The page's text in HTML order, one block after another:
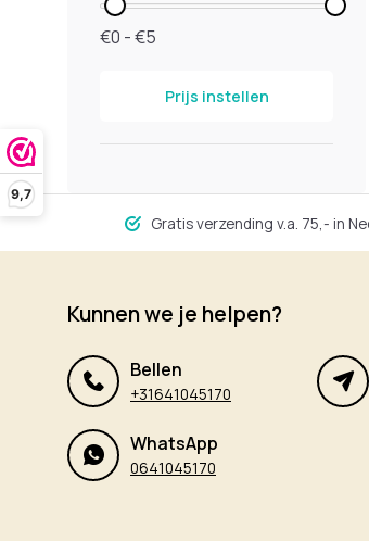
9,7
€0 - €5
Prijs instellen
Gratis verzending v.a. 75,- in
Kunnen we je helpen?
Bellen
+31641045170
WhatsApp
0641045170